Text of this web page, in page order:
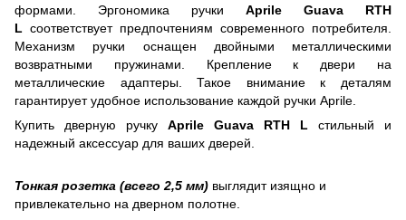
формами. Эргономика ручки Aprile Guava RTH
L соответствует предпочтениям современного потребителя.
Механизм ручки оснащен двойными металлическими
возвратными пружинами. Крепление к двери на
металлические адаптеры. Такое внимание к деталям
гарантирует удобное использование каждой ручки Aprile.
Купить дверную ручку Aprile Guava RTH L стильный и
надежный аксессуар для ваших дверей.
Тонкая розетка (всего 2,5 мм) выглядит изящно и
привлекательно на дверном полотне.